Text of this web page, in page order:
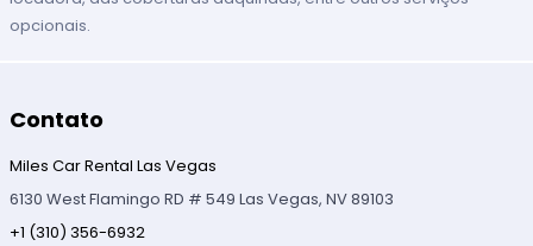
opcionais.
Contato
Miles Car Rental Las Vegas
6130 West Flamingo RD # 549 Las Vegas, NV 89103
+1 (310) 356-6932